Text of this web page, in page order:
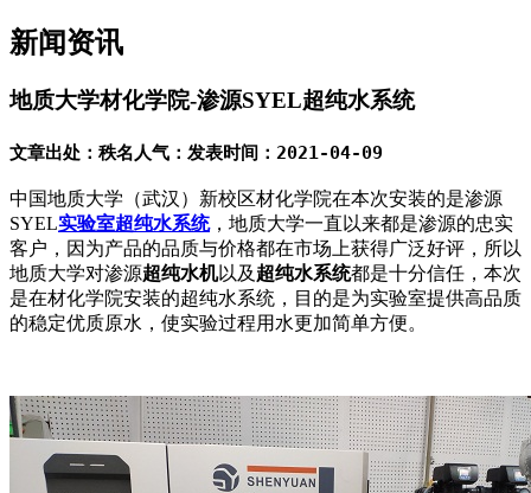
新闻资讯
地质大学材化学院-渗源SYEL超纯水系统
文章出处：秩名 人气： 发表时间：2021-04-09
中国地质大学（武汉）新校区材化学院在本次安装的是渗源
SYEL实验室超纯水系统，地质大学一直以来都是渗源的忠实
客户，因为产品的品质与价格都在市场上获得广泛好评，所以
地质大学对渗源超纯水机以及 超纯水系统都是十分信任，本次
是在材化学院安装的超纯水系统，目的是为实验室提供高品质
的稳定优质原水，使实验过程用水更加简单方便。